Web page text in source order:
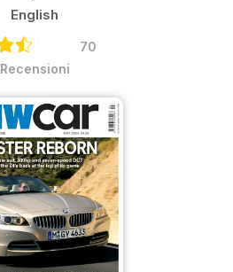
English
70
Recensioni